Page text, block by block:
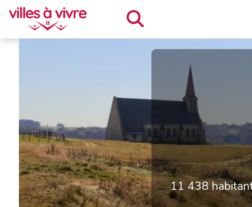
11 438